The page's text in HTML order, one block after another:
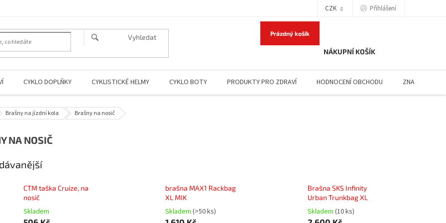
CZK Přihlášení
NÁKUPNÍ KOŠÍK
Prázdný košík
CYKLO DOPLŇKY CYKLISTICKÉ HELMY CYKLO BOTY PRODUKTY PRO ZDRAVÍ HODNOCENÍ OBCHODU ZNAČKY
Brašny na jízdní kola Brašny na nosič
NA NOSIČ
CTM taška Cruize, na
nosič
Skladem
brašna MAX1 Rackbag
XL MIK
Skladem(>50 ks)
Brašna SKS Infinity
Urban Trunkbag XL
Skladem (10 ks)